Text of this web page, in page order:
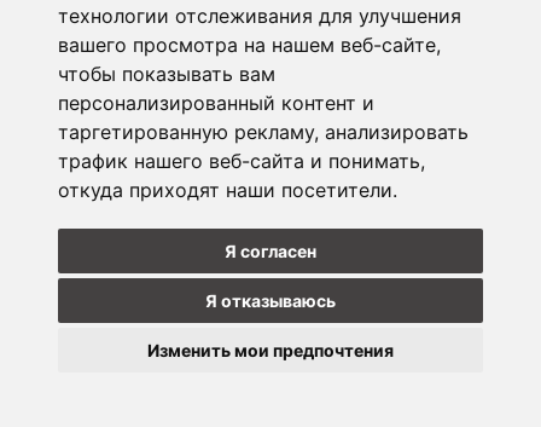
технологии отслеживания для улучшения
вашего просмотра на нашем веб-сайте,
чтобы показывать вам
персонализированный контент и
таргетированную рекламу, анализировать
трафик нашего веб-сайта и понимать,
откуда приходят наши посетители.
Я согласен
Я отказываюсь
Изменить мои предпочтения
ПРЕДПРИЯТИЕ
Э-МАГАЗИН
МАГАЗИНЫ